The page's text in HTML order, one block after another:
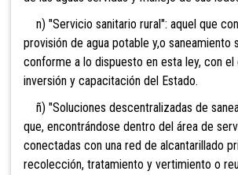
n) "Servicio sanitario rural": aquel que
provisión de agua potable y,o saneamiento
conforme a lo dispuesto en esta ley, con
inversión y capacitación del Estado.
ñ) "Soluciones descentralizadas de
que, encontrándose dentro del área de
conectadas con una red de alcantarillado
recolección, tratamiento y vertimiento o